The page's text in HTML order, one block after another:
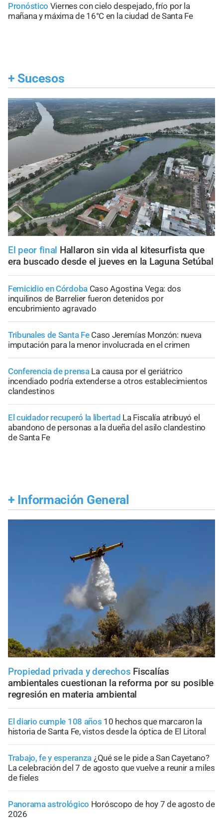
Pronóstico Viernes con cielo despejado, frío por la
mañana y máxima de 16°C en la ciudad de Santa Fe
+ Sucesos
El peor final Hallaron sin vida al kitesurfista que
era buscado desde el jueves en la Laguna Setúbal
Femicidio en Córdoba Caso Agostina Vega: dos
inquilinos de Barrelier fueron detenidos por
encubrimiento agravado
Tribunales de Santa Fe Caso Jeremías Monzón: nueva
imputación para la menor involucrada en el crimen
Conferencia de prensa La causa por el geriátrico
incendiado podría extenderse a otros establecimientos
clandestinos
El cuidador recuperó la libertad La Fiscalía atribuyó el
abandono de personas a la dueña del asilo clandestino
de Santa Fe
+ Información General
Propiedad privada y derechos Fiscalías
ambientales cuestionan la reforma por su posible
regresión en materia ambiental
El diario cumple 108 años 10 hechos que marcaron la
historia de Santa Fe, vistos desde la óptica de El Litoral
Trabajo, fe y esperanza ¿Qué se le pide a San Cayetano?
La celebración del 7 de agosto que vuelve a reunir a miles
de fieles
Panorama astrológico Horóscopo de hoy 7 de agosto de
2026